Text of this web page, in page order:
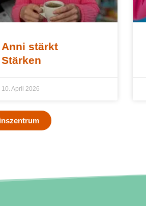
Anni stärkt
Stärken
10. April 2026